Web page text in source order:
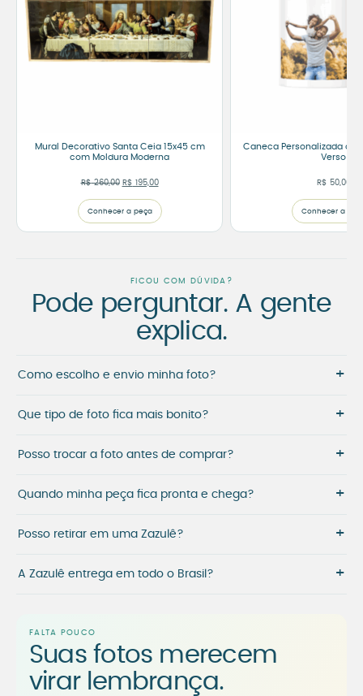
Mural Decorativo Santa Ceia 15x45 cm
com Moldura Moderna
R$260,00 O preço original era: R$ 260,00.
R$ 195,00O preço atual é: R$ 195,00.
Conhecer a peça
Caneca Personalizada
Verso
R$ 50,00
Conhecer a
FICOU COM DÚVIDA?
Pode perguntar. A gente
explica.
Como escolho e envio minha foto? +
Que tipo de foto fica mais bonito? +
Posso trocar a foto antes de comprar? +
Quando minha peça fica pronta e chega? +
Posso retirar em uma Zazulê? +
A Zazulê entrega em todo o Brasil? +
FALTA POUCO
Suas fotos merecem
virar lembrança.